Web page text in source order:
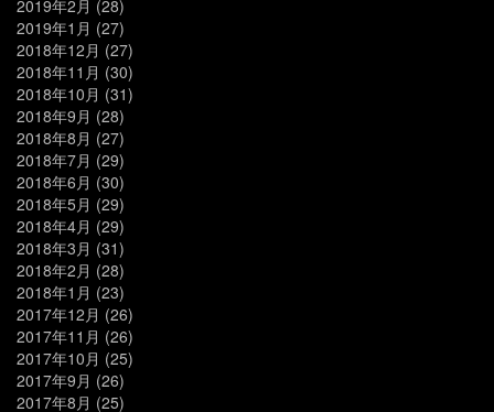
2019年2月 (28)
2019年1月 (27)
2018年12月 (27)
2018年11月 (30)
2018年10月 (31)
2018年9月 (28)
2018年8月 (27)
2018年7月 (29)
2018年6月 (30)
2018年5月 (29)
2018年4月 (29)
2018年3月 (31)
2018年2月 (28)
2018年1月 (23)
2017年12月 (26)
2017年11月 (26)
2017年10月 (25)
2017年9月 (26)
2017年8月 (25)